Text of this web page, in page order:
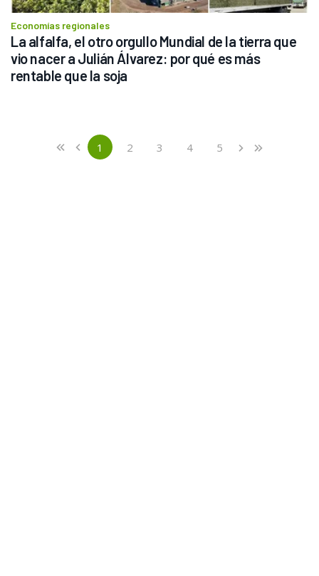
Economías regionales
La alfalfa, el otro orgullo Mundial de la tierra que
vio nacer a Julián Álvarez: por qué es más
rentable que la soja
«
First ‹
Previous 1(current)
2 3 4 5 ›Next
»
Last